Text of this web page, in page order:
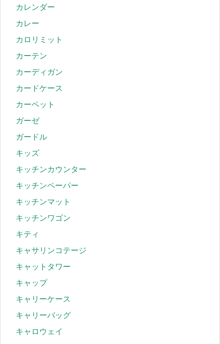
カレンダー
カレー
カロリミット
カーテン
カーディガン
カードケース
カーペット
ガーゼ
ガードル
キッズ
キッチンカウンター
キッチンペーパー
キッチンマット
キッチンワゴン
キティ
キャサリンコテージ
キャットタワー
キャップ
キャリーケース
キャリーバッグ
キャロウェイ